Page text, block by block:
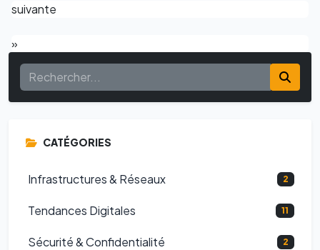
suivante
»
CATÉGORIES
Infrastructures & Réseaux 2
Tendances Digitales 11
Sécurité & Confidentialité 2